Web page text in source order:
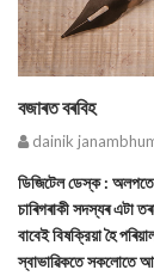
বজাৰত বৰবিহ
dainik
ডিজিটেল ডেস্ক : অলপতে
চাৰিগৰাকী সদস্যৰ এটা
বাবেই বিষক্রিয়া হৈ
স্বাভাৱিকতে সকলোতে